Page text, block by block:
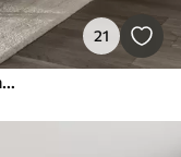
21
Šiuolaikinės tekstūruotos juodos ir oranžinės spalvos abstrakcija